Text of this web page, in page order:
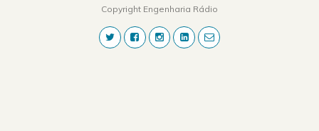
Copyright Engenharia Rádio